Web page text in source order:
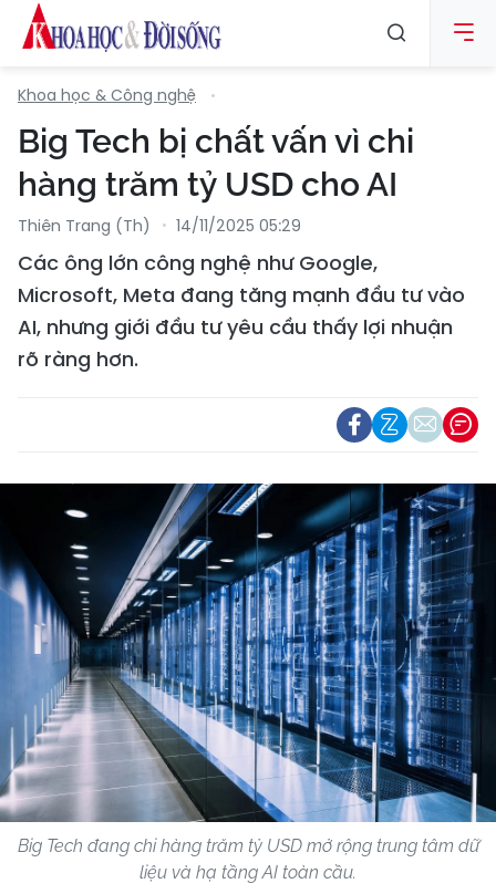
Khoa học & Công nghệ
Big Tech bị chất vấn vì chi
hàng trăm tỷ USD cho AI
Thiên Trang (th) 14/11/2025 05:29
Các ông lớn công nghệ như Google,
Microsoft, Meta đang tăng mạnh đầu tư vào
AI, nhưng giới đầu tư yêu cầu thấy lợi nhuận
rõ ràng hơn.
Big Tech đang chi hàng trăm tỷ USD mở rộng trung tâm dữ
liệu và hạ tầng AI toàn cầu.